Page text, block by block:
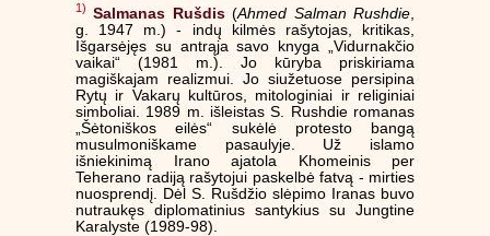
1) Salmanas Rušdis(Ahmed Salman Rushdie
g. 1947 m.) - indų kilmės rašytojas, kritikas,
Išgarsėjęs su antrąja savo knyga „Vidurnakčio
vaikai“ (1981 m.). Jo kūryba priskiriama
magiškajam realizmui. Jo siužetuose persipina
Rytų ir Vakarų kultūros, mitologiniai ir religiniai
simboliai. 1989 m. išleistas S. Rushdie romanas
„Šėtoniškos eilės“ sukėlė protesto bangą
musulmoniškame pasaulyje. Už islamo
išniekinimą Irano ajatola Khomeinis per
Teherano radiją rašytojui paskelbė fatvą - mirties
nuosprendį. Dėl S. Rušdžio slėpimo Iranas buvo
nutraukęs diplomatinius santykius su Jungtine
Karalyste (1989-98).